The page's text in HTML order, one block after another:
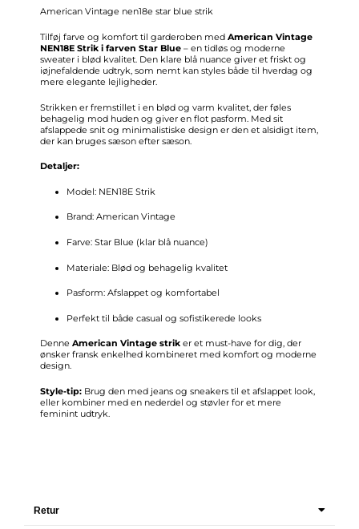
American Vintage nen18e star blue strik
Tilføj farve og komfort til garderoben med American Vintage
NEN18E Strik i farven Star Blue – en tidløs og moderne
sweater i blød kvalitet. Den klare blå nuance giver et friskt og
iøjnefaldende udtryk, som nemt kan styles både til hverdag og
mere elegante lejligheder.
Strikken er fremstillet i en blød og varm kvalitet, der føles
behagelig mod huden og giver en flot pasform. Med sit
afslappede snit og minimalistiske design er den et alsidigt item,
der kan bruges sæson efter sæson.
Detaljer:
Model: NEN18E Strik
Brand: American Vintage
Farve: Star Blue (klar blå nuance)
Materiale: Blød og behagelig kvalitet
Pasform: Afslappet og komfortabel
Perfekt til både casual og sofistikerede looks
Denne American Vintage strik er et must-have for dig, der
ønsker fransk enkelhed kombineret med komfort og moderne
design.
Style-tip: Brug den med jeans og sneakers til et afslappet look,
eller kombiner med en nederdel og støvler for et mere
feminint udtryk.
Retur